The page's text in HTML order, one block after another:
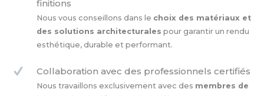
finitions
Nous vous conseillons dans le choix des matériaux et
des solutions architecturales pour garantir un rendu
esthétique, durable et performant.
Collaboration avec des professionnels certifiés
Nous travaillons exclusivement avec des membres de